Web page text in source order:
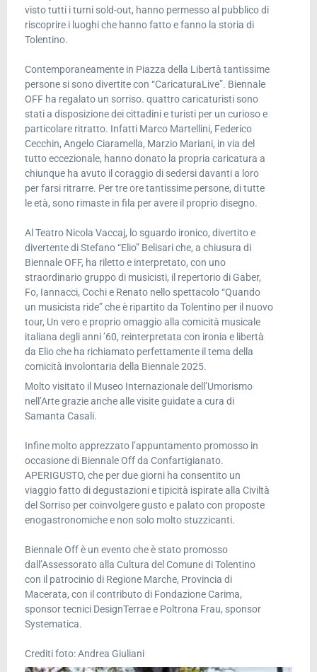
visto tutti i turni sold-out, hanno permesso al pubblico di
riscoprire i luoghi che hanno fatto e fanno la storia di
Tolentino.
Contemporaneamente in Piazza della Libertà tantissime
persone si sono divertite con “CaricaturaLive”. Biennale
OFF ha regalato un sorriso. quattro caricaturisti sono
stati a disposizione dei cittadini e turisti per un curioso e
particolare ritratto. Infatti Marco Martellini, Federico
Cecchin, Angelo Ciaramella, Marzio Mariani, in via del
tutto eccezionale, hanno donato la propria caricatura a
chiunque ha avuto il coraggio di sedersi davanti a loro
per farsi ritrarre. Per tre ore tantissime persone, di tutte
le età, sono rimaste in fila per avere il proprio disegno.
Al Teatro Nicola Vaccaj, lo sguardo ironico, divertito e
divertente di Stefano “Elio” Belisari che, a chiusura di
Biennale OFF, ha riletto e interpretato, con uno
straordinario gruppo di musicisti, il repertorio di Gaber,
Fo, Iannacci, Cochi e Renato nello spettacolo “Quando
un musicista ride” che è ripartito da Tolentino per il nuovo
tour, Un vero e proprio omaggio alla comicità musicale
italiana degli anni ’60, reinterpretata con ironia e libertà
da Elio che ha richiamato perfettamente il tema della
comicità involontaria della Biennale 2025.
Molto visitato il Museo Internazionale dell’Umorismo
nell’Arte grazie anche alle visite guidate a cura di
Samanta Casali.
Infine molto apprezzato l’appuntamento promosso in
occasione di Biennale Off da Confartigianato.
APERIGUSTO, che per due giorni ha consentito un
viaggio fatto di degustazioni e tipicità ispirate alla Civiltà
del Sorriso per coinvolgere gusto e palato con proposte
enogastronomiche e non solo molto stuzzicanti.
Biennale Off è un evento che è stato promosso
dall’Assessorato alla Cultura del Comune di Tolentino
con il patrocinio di Regione Marche, Provincia di
Macerata, con il contributo di Fondazione Carima,
sponsor tecnici DesignTerrae e Poltrona Frau, sponsor
Systematica.
Crediti foto: Andrea Giuliani